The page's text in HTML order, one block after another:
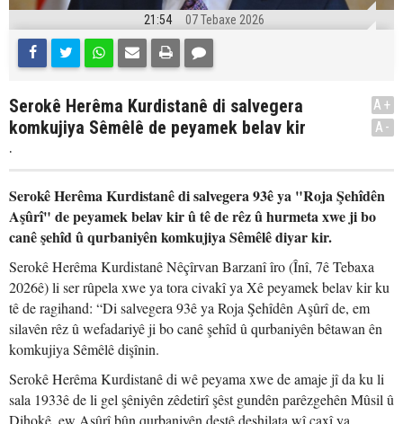
21:54 07 Tebaxe 2026
Serokê Herêma Kurdistanê di salvegera
komkujiya Sêmêlê de peyamek belav kir
.
A+
A-
Serokê Herêma Kurdistanê di salvegera 93ê ya "Roja Şehîdên
Aşûrî" de peyamek belav kir û tê de rêz û hurmeta xwe ji bo
canê şehîd û qurbaniyên komkujiya Sêmêlê diyar kir.
Serokê Herêma Kurdistanê Nêçîrvan Barzanî îro (Înî, 7ê Tebaxa
2026ê) li ser rûpela xwe ya tora civakî ya Xê peyamek belav kir ku
tê de ragihand: “Di salvegera 93ê ya Roja Şehîdên Aşûrî de, em
silavên rêz û wefadariyê ji bo canê şehîd û qurbaniyên bêtawan ên
komkujiya Sêmêlê dişînin.
Serokê Herêma Kurdistanê di wê peyama xwe de amaje jî da ku li
sala 1933ê de li gel şêniyên zêdetirî şêst gundên parêzgehên Mûsil û
Dihokê, ew Aşûrî bûn qurbaniyên destê deshilata wî çaxî ya